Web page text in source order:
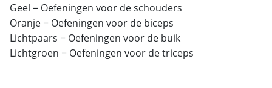
Geel = Oefeningen voor de schouders
Oranje = Oefeningen voor de biceps
Lichtpaars = Oefeningen voor de buik
Lichtgroen = Oefeningen voor de triceps